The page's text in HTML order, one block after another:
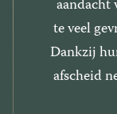
aandacht
te veel
Dankzij
afscheid